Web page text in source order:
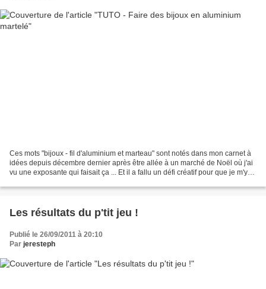
Ces mots "bijoux - fil d'aluminium et marteau" sont notés dans mon carnet à
idées depuis décembre dernier après être allée à un marché de Noël où j'ai
vu une exposante qui faisait ça ... Et il a fallu un défi créatif pour que je m'y
Les résultats du p'tit jeu !
Publié le 26/09/2011 à 20:10
Par jeresteph